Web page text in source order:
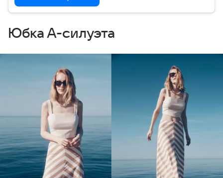
Юбка А-силуэта